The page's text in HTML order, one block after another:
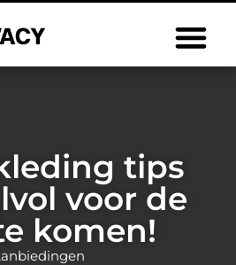
tips
voor de
komen!